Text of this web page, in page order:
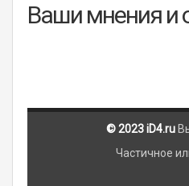
Ваши мнения и
© 2023 iD4.ru
Частичное